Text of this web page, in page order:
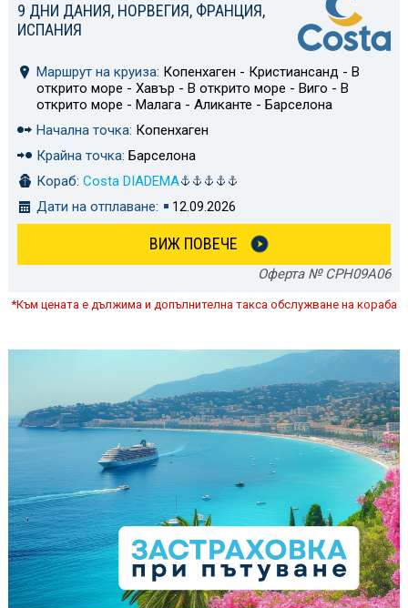
9 ДНИ ДАНИЯ, НОРВЕГИЯ, ФРАНЦИЯ,
ИСПАНИЯ
Маршрут на круиза: Копенхаген - Кристиансанд - В
открито море - Хавър - В открито море - Виго - В
открито море - Малага - Аликанте - Барселона
Начална точка: Копенхаген
Крайна точка: Барселона
Кораб: Costa DIADEMA
Дати на отплаване:
12.09.2026
ВИЖ ПОВЕЧЕ
Оферта № CPH09A06
*Към цената е дължима и допълнителна такса обслужване на кораба